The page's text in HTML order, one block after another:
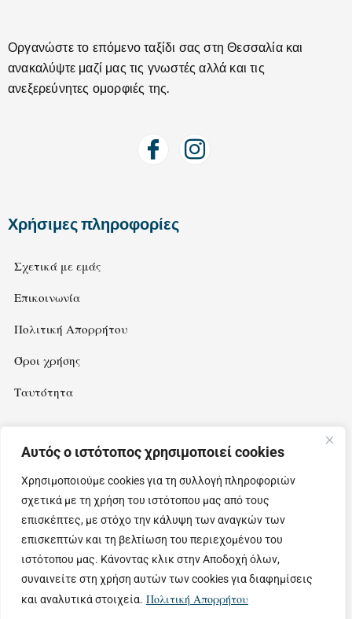
Αυτός ο ιστότοπος χρησιμοποιεί cookies
Χρησιμοποιούμε cookies για τη συλλογή πληροφοριών
σχετικά με τη χρήση του ιστότοπου μας από τους
επισκέπτες, με στόχο την κάλυψη των αναγκών των
επισκεπτών και τη βελτίωση του περιεχομένου του
ιστότοπου μας. Κάνοντας κλικ στην Αποδοχή όλων,
συναινείτε στη χρήση αυτών των cookies για διαφημίσεις
και αναλυτικά στοιχεία. Πολιτική Απορρήτου
Οργανώστε το επόμενο ταξίδι σας στη Θεσσαλία και
ανακαλύψτε μαζί μας τις γνωστές αλλά και τις
ανεξερεύνητες ομορφιές της.
Χρήσιμες πληροφορίες
Σχετικά με εμάς
Επικοινωνία
Πολιτική Απορρήτου
Όροι χρήσης
Ταυτότητα
Newsletter
Εγγραφείτε στο newsletter μας για να λαμβάνετε ιδέες και
προτάσεις για εξορμήσεις στην όμορφη Θεσσαλία.